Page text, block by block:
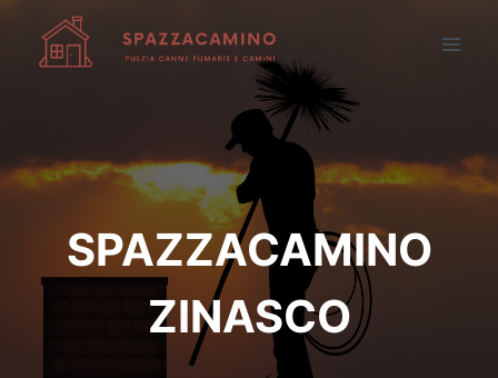
contenuto
SPAZZACAMINO
ZINASCO